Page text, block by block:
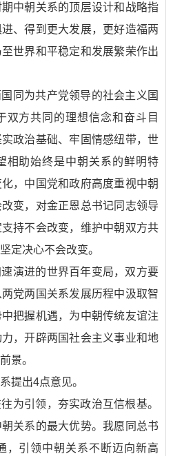
中朝关系的顶层设计和战略指
、得到更大发展，更好造福两
世界和平稳定和发展繁荣作出
同为共产党领导的社会主义国
双方共同的理想信念和奋斗目
政治基础、牢固情感纽带，世
相助始终是中朝关系的鲜明特
，中国党和政府高度重视中朝
变，对金正恩总书记同志领导
持不会改变，维护中朝双方共
定决心不会改变。
演进的世界百年变局，双方要
党两国关系发展历程中汲取智
把握机遇，为中朝传统友谊注
，开辟两国社会主义事业和地
景。
提出4点意见。
为引领，夯实政治互信根基。
关系的最大优势。我愿同总书
，引领中朝关系不断迈向新高